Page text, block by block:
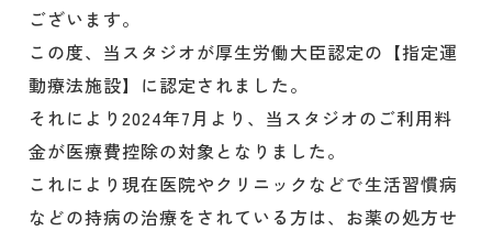
ございます。
この度、当スタジオが厚生労働大臣認定の【指定運
動療法施設】 に認定されました。
それにより2024年7月より、 当スタジオのご利用料
金が医療費控除の対象 となりました。
これにより現在医院やクリニックなどで生活習慣病
などの持病の治療をされている方は、お薬の処方せ